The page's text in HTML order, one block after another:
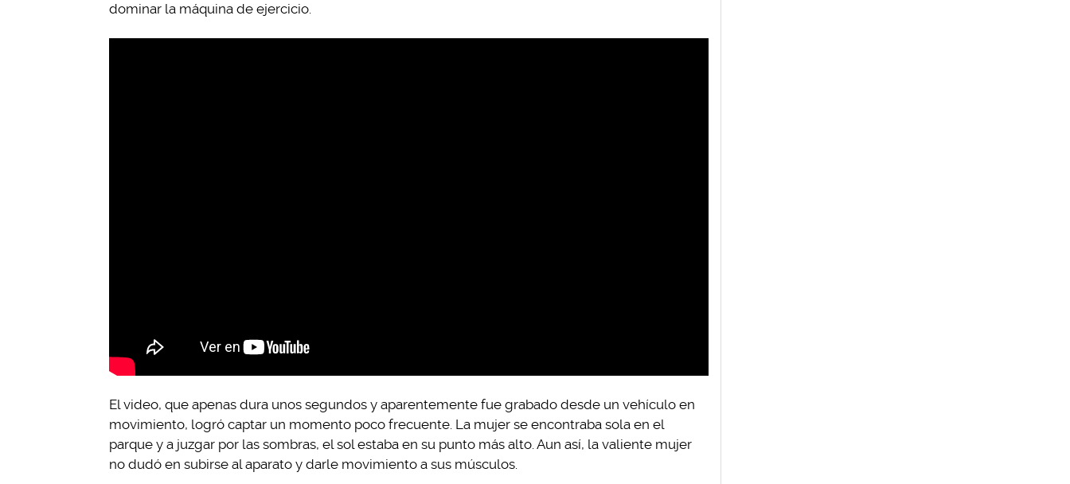
dominar la máquina de ejercicio.
El video, que apenas dura unos segundos y aparentemente fue grabado desde un vehículo en
movimiento, logró captar un momento poco frecuente. La mujer se encontraba sola en el
parque y a juzgar por las sombras, el sol estaba en su punto más alto. Aun así, la valiente mujer
no dudó en subirse al aparato y darle movimiento a sus músculos.